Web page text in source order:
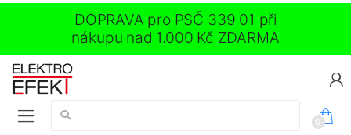
DOPRAVA pro PSČ 339 01 při
nákupu nad 1.000 Kč ZDARMA
Vyhledávání:
0